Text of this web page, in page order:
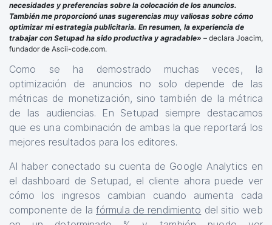
necesidades y preferencias sobre la colocación de los anuncios.
También me proporcionó unas sugerencias muy valiosas sobre cómo
optimizar mi estrategia publicitaria. En resumen, la experiencia de
trabajar con Setupad ha sido productiva y agradable» – declara Joacim,
fundador de Ascii-code.com.
Como se ha demostrado muchas veces, la
optimización de anuncios no solo depende de las
métricas de monetización, sino también de la métrica
de las audiencias. En Setupad siempre destacamos
que es una combinación de ambas la que reportará los
mejores resultados para los editores.
Al haber conectado su cuenta de Google Analytics en
el dashboard de Setupad, el cliente ahora puede ver
cómo los ingresos cambian cuando aumenta cada
componente de la fórmula de rendimiento del sitio web